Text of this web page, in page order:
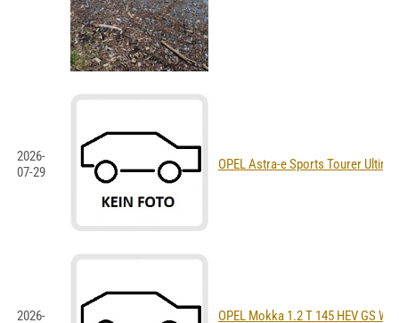
2026-
07-29
OPEL Astra-e Sports Tourer
2026-
OPEL Mokka 1.2 T 145 HEV GS